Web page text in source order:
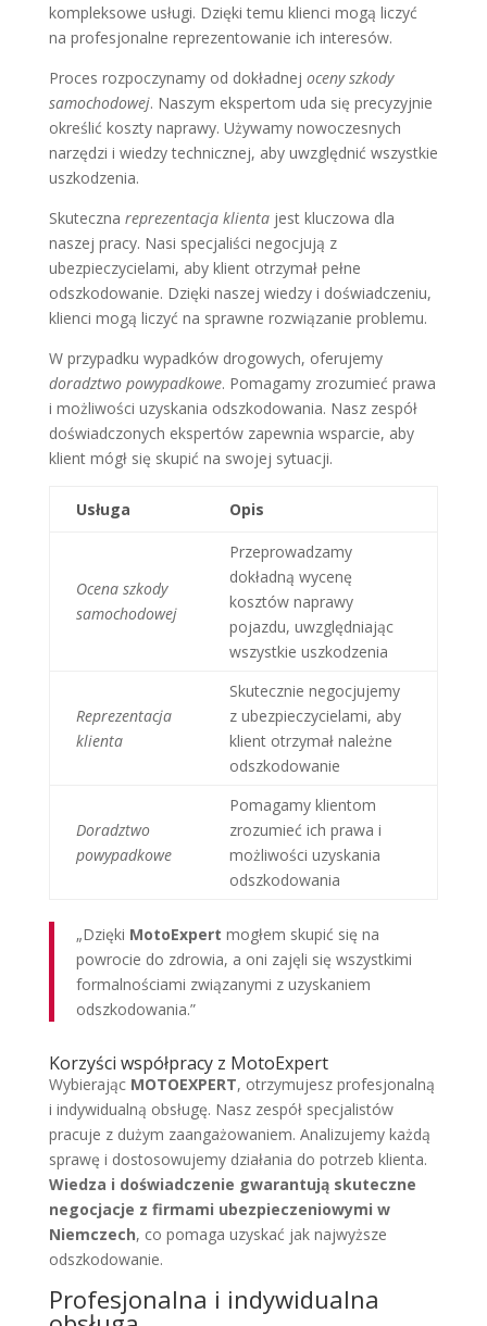
kompleksowe usługi. Dzięki temu klienci mogą liczyć
na profesjonalne reprezentowanie ich interesów.
Proces rozpoczynamy od dokładnej oceny szkody
samochodowej. Naszym ekspertom uda się precyzyjnie
określić koszty naprawy. Używamy nowoczesnych
narzędzi i wiedzy technicznej, aby uwzględnić wszystkie
uszkodzenia.
Skuteczna reprezentacja klientajest kluczowa dla
naszej pracy. Nasi specjaliści negocjują z
ubezpieczycielami, aby klient otrzymał pełne
odszkodowanie. Dzięki naszej wiedzy i doświadczeniu,
klienci mogą liczyć na sprawne rozwiązanie problemu.
W przypadku wypadków drogowych, oferujemy
doradztwo powypadkowe. Pomagamy zrozumieć prawa
i możliwości uzyskania odszkodowania. Nasz zespół
doświadczonych ekspertów zapewnia wsparcie, aby
klient mógł się skupić na swojej sytuacji.
Usługa Opis
Ocena szkody
samochodowej
Przeprowadzamy
dokładną wycenę
kosztów naprawy
pojazdu, uwzględniając
wszystkie uszkodzenia
Reprezentacja
klienta
Skutecznie negocjujemy
z ubezpieczycielami, aby
klient otrzymał należne
odszkodowanie
Doradztwo
powypadkowe
Pomagamy klientom
zrozumieć ich prawa i
możliwości uzyskania
odszkodowania
„Dzięki MotoExpert mogłem skupić się na
powrocie do zdrowia, a oni zajęli się wszystkimi
formalnościami związanymi z uzyskaniem
odszkodowania.”
Korzyści współpracy z MotoExpert
Wybierając MOTOEXPERT, otrzymujesz profesjonalną
i indywidualną obsługę. Nasz zespół specjalistów
pracuje z dużym zaangażowaniem. Analizujemy każdą
sprawę i dostosowujemy działania do potrzeb klienta.
Wiedza i doświadczenie gwarantują skuteczne
negocjacje z firmami ubezpieczeniowymi w
Niemczech, co pomaga uzyskać jak najwyższe
odszkodowanie.
Profesjonalna i indywidualna